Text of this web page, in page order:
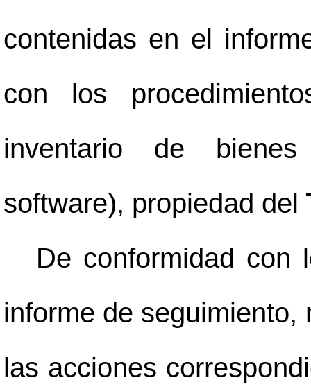
contenidas en el
con los
inventario de
software), propiedad del
De conformidad
informe de seguimiento,
las acciones